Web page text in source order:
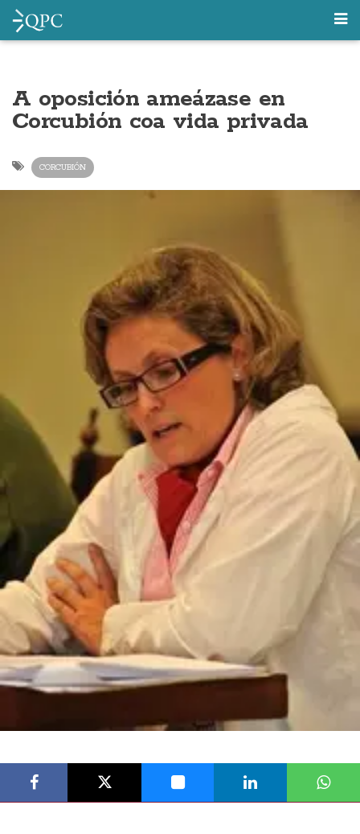
A oposición ameázase en
Corcubión coa vida privada
CORCUBIÓN